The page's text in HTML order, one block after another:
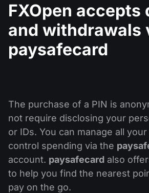
ค่าคอมมิชชั่นและสว๊อป
การชำระเงิน
การฝากเงินและถอนเงิน
PAMM
PAMM คืออะไร?
PAMM ECN
Masters และ Followers
โปรโมชั่น
การแข่งขันฟอเร็กซ์
ฟอเร็กซ์
ETF
สกุลเงินดิจิตอล
แพลตฟอร์มเทรด
TickTrader
FXOpen App
Android FXOpen App
FIX API
ปฏิทินเศรษฐกิจ
ปฏิทินเงินปันผล
ฟอรั่มฟอเร็กซ์
ศูนย์ช่วยเหลือ
การเทรด CFD คืออะไร?
ทำไมเรา?
ประวัติศาสตร์
ติดต่อเรา
FXOpen accepts
and withdrawals
paysafecard
The purchase of a PIN is
not require disclosing your
or IDs. You can manage all
control spending via the
account. paysafecard also
to help you find the nearest
pay on the go.